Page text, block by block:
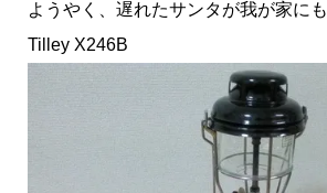
ようやく、遅れたサンタが我が家にも
Tilley X246B